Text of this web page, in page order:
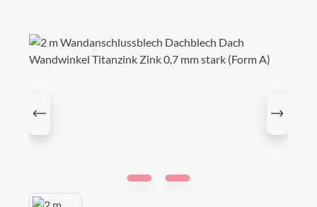
Bildergalerie überspringen